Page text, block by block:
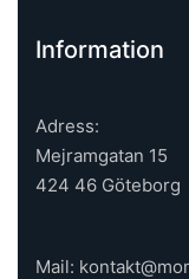
Information
Adress:
Mejramgatan 15
424 46 Göteborg
Mail: